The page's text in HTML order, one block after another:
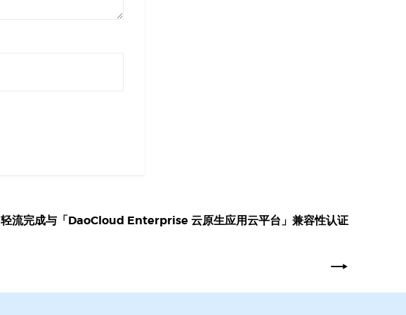
轻流完成与「DaoCloud Enterprise 云原生应用云平台」兼容性认证